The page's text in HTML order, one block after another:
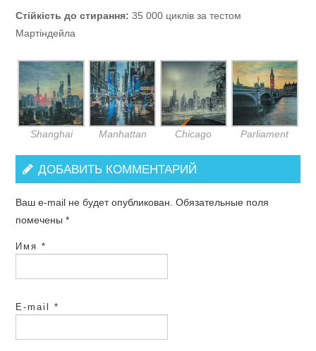
Стійкість до стирання: 35 000 циклів за тестом
Мартіндейла
Shanghai Manhattan Chicago Parliament
ДОБАВИТЬ КОММЕНТАРИЙ
Ваш e-mail не будет опубликован. Обязательные поля
помечены*
Имя*
E-mail*